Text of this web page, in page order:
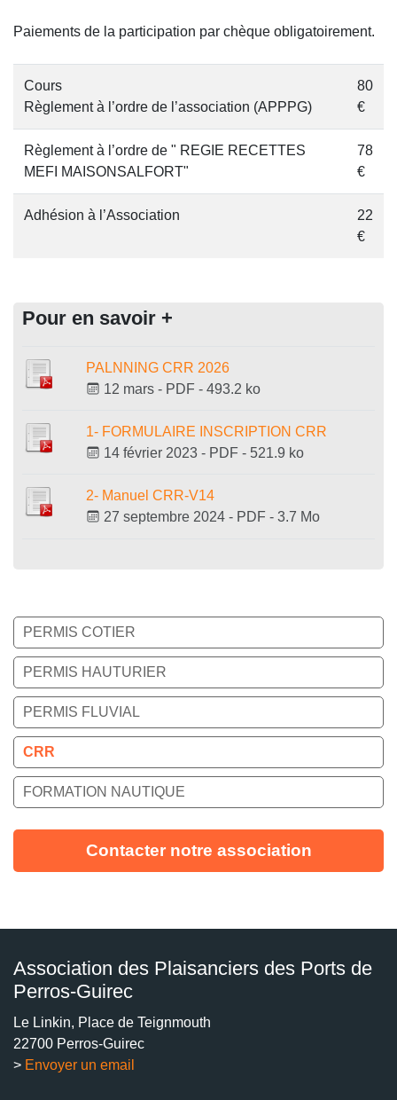
Paiements de la participation par chèque obligatoirement.
Cours
Règlement à l’ordre de l’association (APPPG)
80
€
Règlement à l’ordre de " REGIE RECETTES
MEFI MAISONSALFORT"
78
€
Adhésion à l’Association
22
€
Pour en savoir +
PALNNING CRR 2026
12 mars - PDF - 493.2 ko
1- FORMULAIRE INSCRIPTION CRR
14 février 2023 - PDF - 521.9 ko
2- Manuel CRR-V14
27 septembre 2024 - PDF - 3.7 Mo
PERMIS COTIER
PERMIS HAUTURIER
PERMIS FLUVIAL
CRR
FORMATION NAUTIQUE
Contacter notre association
Association des Plaisanciers des Ports de
Perros-Guirec
Le Linkin, Place de Teignmouth
22700 Perros-Guirec
> Envoyer un email